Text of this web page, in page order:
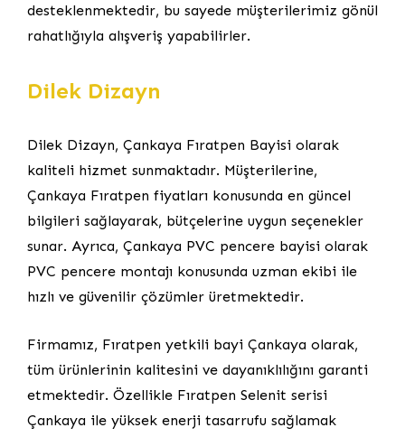
desteklenmektedir, bu sayede müşterilerimiz gönül
rahatlığıyla alışveriş yapabilirler.
Dilek Dizayn
Dilek Dizayn, Çankaya Fıratpen Bayisi olarak
kaliteli hizmet sunmaktadır. Müşterilerine,
Çankaya Fıratpen fiyatları konusunda en güncel
bilgileri sağlayarak, bütçelerine uygun seçenekler
sunar. Ayrıca, Çankaya PVC pencere bayisi olarak
PVC pencere montajı konusunda uzman ekibi ile
hızlı ve güvenilir çözümler üretmektedir.
Firmamız, Fıratpen yetkili bayi Çankaya olarak,
tüm ürünlerinin kalitesini ve dayanıklılığını garanti
etmektedir. Özellikle Fıratpen Selenit serisi
Çankaya ile yüksek enerji tasarrufu sağlamak